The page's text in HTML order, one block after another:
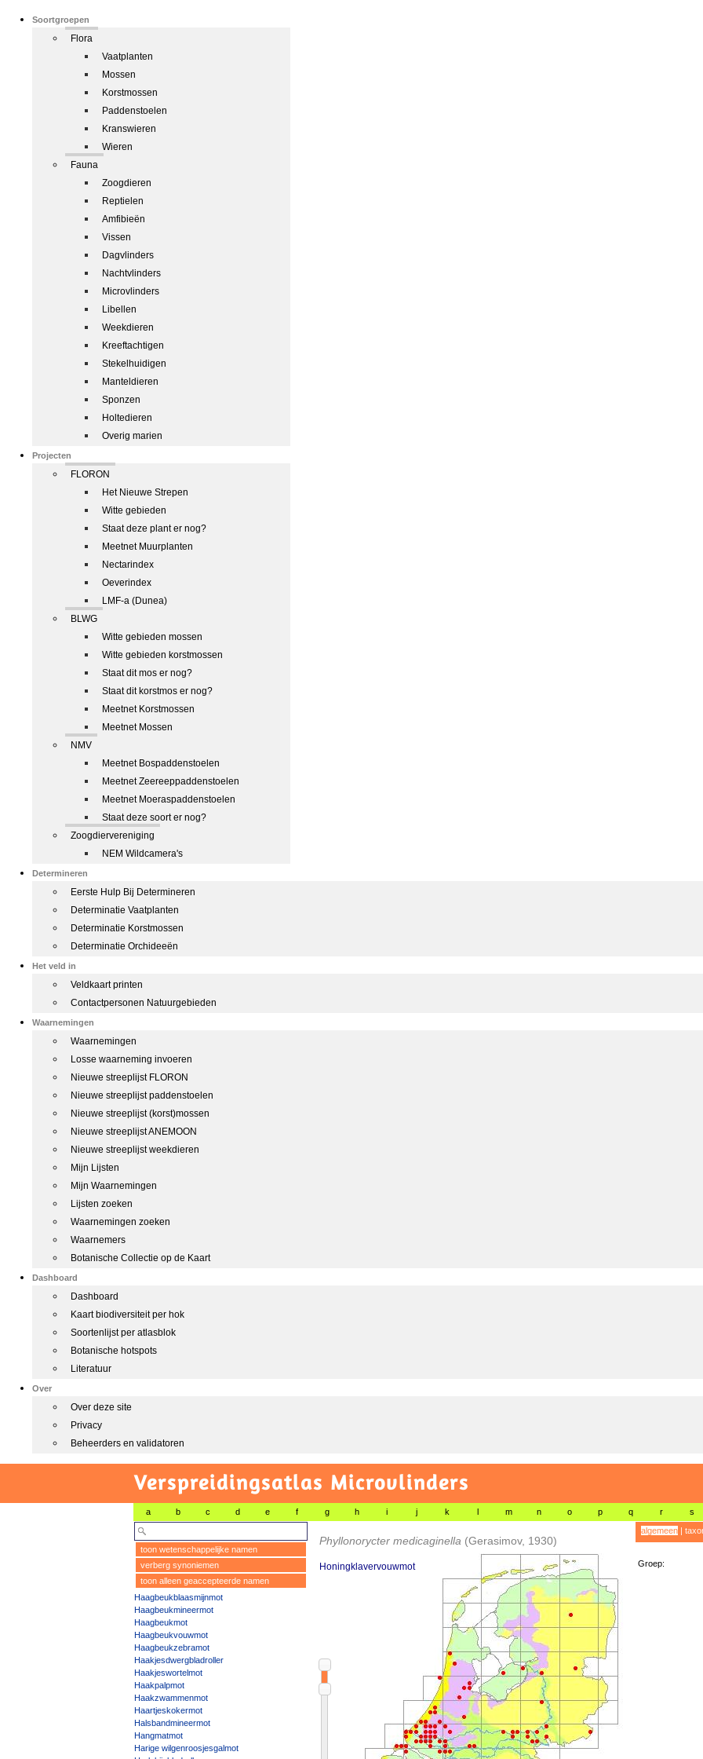
Soortgroepen
Flora
Vaatplanten
Mossen
Korstmossen
Paddenstoelen
Kranswieren
Wieren
Fauna
Zoogdieren
Reptielen
Amfibieën
Vissen
Dagvlinders
Nachtvlinders
Microvlinders
Libellen
Weekdieren
Kreeftachtigen
Stekelhuidigen
Manteldieren
Sponzen
Holtedieren
Overig marien
Projecten
FLORON
Het Nieuwe Strepen
Witte gebieden
Staat deze plant er nog?
Meetnet Muurplanten
Nectarindex
Oeverindex
LMF-a (Dunea)
BLWG
Witte gebieden mossen
Witte gebieden korstmossen
Staat dit mos er nog?
Staat dit korstmos er nog?
Meetnet Korstmossen
Meetnet Mossen
NMV
Meetnet Bospaddenstoelen
Meetnet Zeereeppaddenstoelen
Meetnet Moeraspaddenstoelen
Staat deze soort er nog?
Zoogdiervereniging
NEM Wildcamera's
Determineren
Eerste Hulp Bij Determineren
Determinatie Vaatplanten
Determinatie Korstmossen
Determinatie Orchideeën
Het veld in
Veldkaart printen
Contactpersonen Natuurgebieden
Waarnemingen
Waarnemingen
Losse waarneming invoeren
Nieuwe streeplijst FLORON
Nieuwe streeplijst paddenstoelen
Nieuwe streeplijst (korst)mossen
Nieuwe streeplijst ANEMOON
Nieuwe streeplijst weekdieren
Mijn Lijsten
Mijn Waarnemingen
Lijsten zoeken
Waarnemingen zoeken
Waarnemers
Botanische Collectie op de Kaart
Dashboard
Dashboard
Kaart biodiversiteit per hok
Soortenlijst per atlasblok
Botanische hotspots
Literatuur
Over
Over deze site
Privacy
Beheerders en validatoren
Verspreidingsatlas Microvlinders
a b c d e f g h i j k l m n o p q r s
toon wetenschappelijke namen
verberg synoniemen
toon alleen geaccepteerde namen
Haagbeukblaasmijnmot
Haagbeukmineermot
Haagbeukmot
Haagbeukvouwmot
Haagbeukzebramot
Haakjesdwergbladroller
Haakjeswortelmot
Haakpalpmot
Haakzwammenmot
Haartjeskokermot
Halsbandmineermot
Hangmatmot
Harige wilgenroosjesgalmot
Phyllonorycter medicaginella (Gerasimov, 1930)
Honingklavervouwmot
algemeen|
Groep: